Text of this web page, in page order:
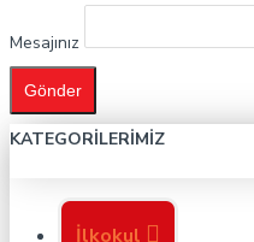
Mesajınız
Gönder
KATEGORILERIMIZ
İlkokul